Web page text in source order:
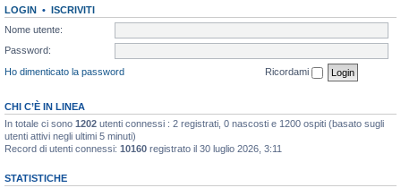
LOGIN • ISCRIVITI
Nome utente:
Password:
Ho dimenticato la password
Ricordami
CHI C’È IN LINEA
In totale ci sono 1202 utenti connessi : 2 registrati, 0 nascosti e 1200 ospiti (basato sugli
utenti attivi negli ultimi 5 minuti)
Record di utenti connessi: 10160 registrato il 30 luglio 2026, 3:11
STATISTICHE